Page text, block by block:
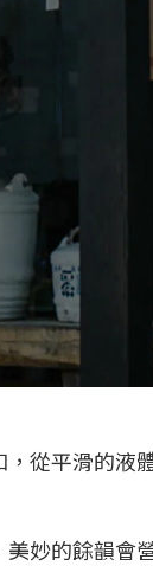
從平滑的液
妙的餘韻會